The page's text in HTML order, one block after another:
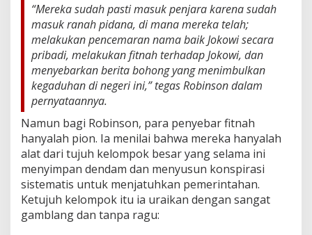
n
k
J
o
k
o
w
i
d
a
n
P
r
a
b
w
“Mereka sudah pasti masuk penjara karena sudah
masuk ranah pidana, di mana mereka telah;
melakukan pencemaran nama baik Jokowi secara
pribadi, melakukan fitnah terhadap Jokowi, dan
menyebarkan berita bohong yang menimbulkan
kegaduhan di negeri ini,” tegas Robinson dalam
pernyataannya.
Namun bagi Robinson, para penyebar fitnah
hanyalah pion. Ia menilai bahwa mereka hanyalah
alat dari tujuh kelompok besar yang selama ini
menyimpan dendam dan menyusun konspirasi
sistematis untuk menjatuhkan pemerintahan.
Ketujuh kelompok itu ia uraikan dengan sangat
gamblang dan tanpa ragu: